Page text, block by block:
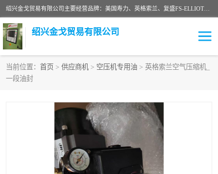
绍兴金戈贸易有限公司主要经营品牌：美国寿力、英格索兰、复盛FS-ELLIOTT，库伯COOPER、阿特拉斯等品牌空压机及配件销售；承接全厂空气压缩机管理、维护保养；节能改造；气体干燥机销售、维护、维修、保养。销售各种品牌空压机空气滤芯、油滤芯、油气分离器；精密过滤器滤芯；除油雾滤芯；抽真空滤芯，消音器，疏水器。劳务承接：全厂空压机维修保养工程，安装工程；移机或汰换工程；节能改造工程等。
绍兴金戈贸易有限公司
当前位置： 首页 > 供应商机 > 空压机专用油 > 英格索兰空气压缩机_
一段油封
二手空压机
英格索兰配件
闽台富源特种陶瓷
美国寿力空压机零部件 英格索兰离心机空滤芯